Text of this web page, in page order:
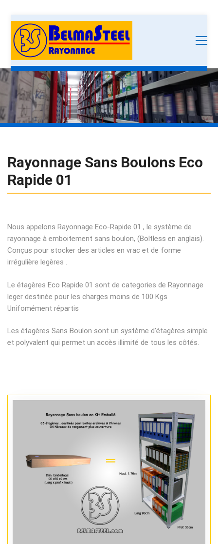
Rayonnage Sans Boulons Eco
Rapide 01
Nous appelons Rayonnage Eco-Rapide 01 , le système de
rayonnage à emboitement sans boulon, (Boltless en anglais).
Conçus pour stocker des articles en vrac et de forme
irrégulière legères .
Le étagères Eco Rapide 01 sont de categories de Rayonnage
leger destinée pour les charges moins de 100 Kgs
Unifomément répartis
Les étagères Sans Boulon sont un système d’étagères simple
et polyvalent qui permet un accès illimité de tous les côtés.